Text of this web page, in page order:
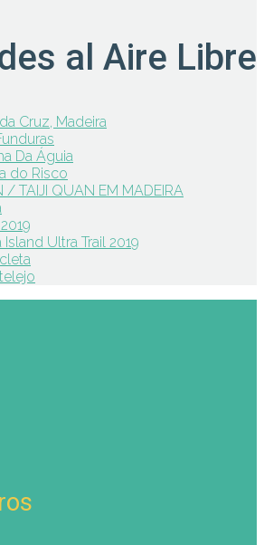
al Aire Libre
Cruz, Madeira
Da Águia
do Risco
/ TAIJI QUAN EM MADEIRA
Ultra Trail 2019